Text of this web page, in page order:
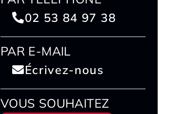
02 53 84 97 38
PAR E-MAIL
Écrivez-nous
VOUS SOUHAITEZ